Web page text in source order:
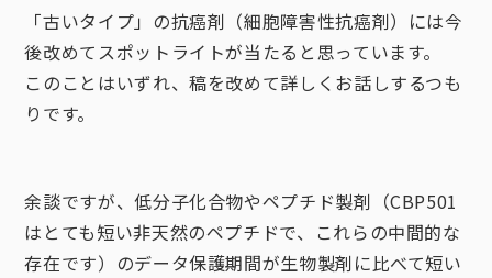
「古いタイプ」の抗癌剤（細胞障害性抗癌剤）には今
後改めてスポットライトが当たると思っています。
このことはいずれ、稿を改めて詳しくお話しするつも
りです。
余談ですが、低分子化合物やペプチド製剤（CBP501
はとても短い非天然のペプチドで、これらの中間的な
存在です）のデータ保護期間が生物製剤に比べて短い